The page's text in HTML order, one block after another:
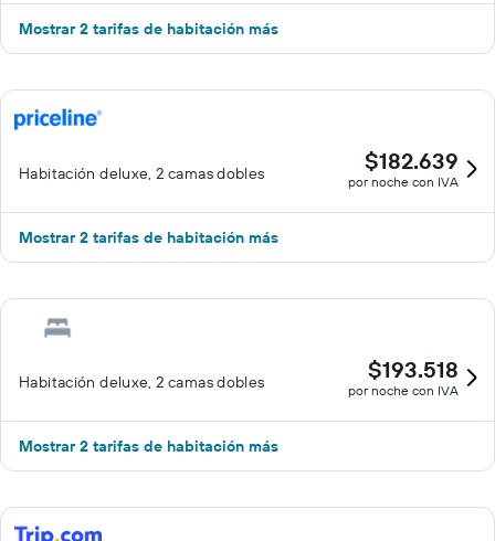
Mostrar 2 tarifas de habitación más
Habitación deluxe, 2 camas dobles $182.639
por noche con IVA
Mostrar 2 tarifas de habitación más
Habitación deluxe, 2 camas dobles $193.518
por noche con IVA
Mostrar 2 tarifas de habitación más